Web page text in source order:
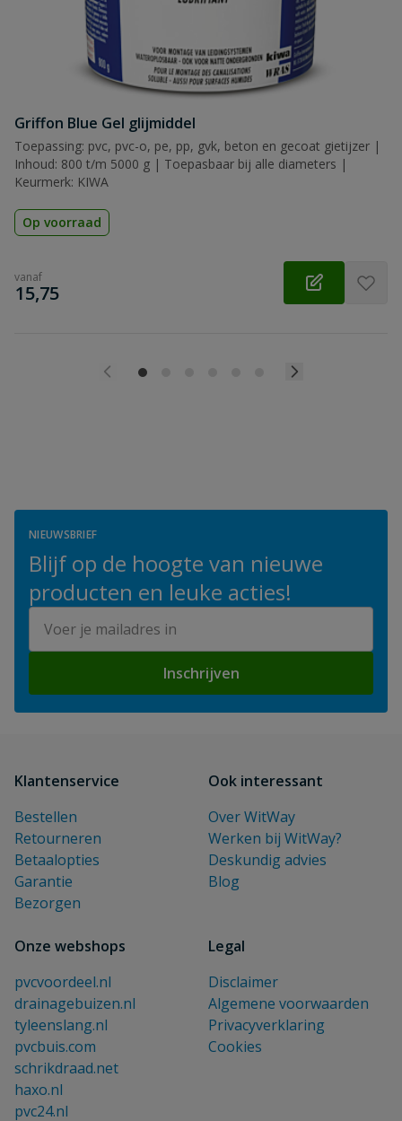
Griffon Blue Gel glijmiddel
Toepassing: pvc, pvc-o, pe, pp, gvk, beton en gecoat gietijzer |
Inhoud: 800 t/m 5000 g | Toepasbaar bij alle diameters |
Keurmerk: KIWA
Op voorraad
vanaf
€
15,75
NIEUWSBRIEF
Blijf op de hoogte van nieuwe
producten en leuke acties!
Inschrijven
Klantenservice
Bestellen
Retourneren
Betaalopties
Garantie
Bezorgen
Ook interessant
Over WitWay
Werken bij WitWay?
Deskundig advies
Blog
Onze webshops
pvcvoordeel.nl
drainagebuizen.nl
tyleenslang.nl
pvcbuis.com
schrikdraad.net
haxo.nl
pvc24.nl
Legal
Disclaimer
Algemene voorwaarden
Privacyverklaring
Cookies